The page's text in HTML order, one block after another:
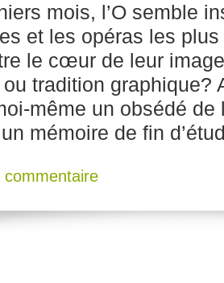
mois, l’O semble
et les opéras les
le cœur de leur
tradition graphique?
même un obsédé
un mémoire de fin
commentaire